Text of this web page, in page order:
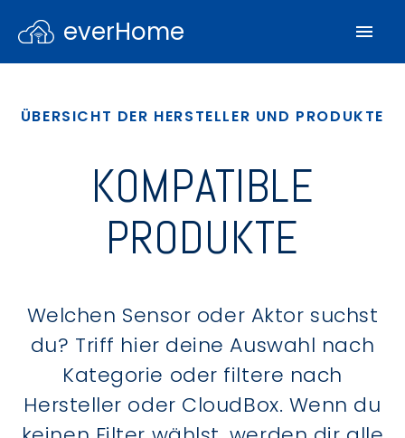
everHome
ÜBERSICHT DER HERSTELLER UND PRODUKTE
KOMPATIBLE
PRODUKTE
Welchen Sensor oder Aktor suchst
du? Triff hier deine Auswahl nach
Kategorie oder filtere nach
Hersteller oder CloudBox. Wenn du